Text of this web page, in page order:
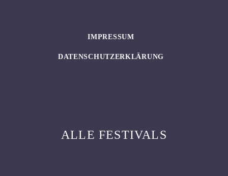
IMPRESSUM
DATENSCHUTZERKLÄRUNG
ALLE FESTIVALS